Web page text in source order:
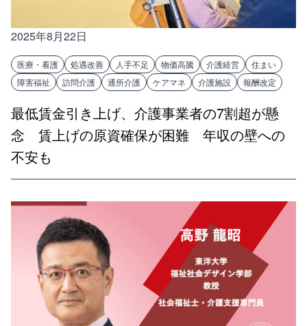
2025年8月22日
医療・看護 処遇改善 人手不足 物価高騰 介護経営
住まい
障害福祉
訪問介護 通所介護 ケアマネ 介護施設 報酬改定
最低賃金引き上げ、介護事業者の7割超が懸
念 賃上げの原資確保が困難 年収の壁への
不安も